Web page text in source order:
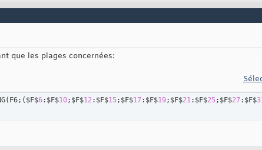
que les plages concernées:
( F6; ( $F$6:$F$10;$F$12:$F$15;$F$17:$F$19;$F$21:$F$25;$F$27:$F$